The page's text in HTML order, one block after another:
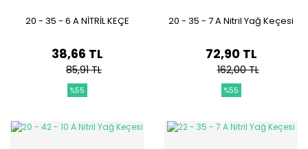
20 - 35 - 6 A NİTRİL KEÇE
38,66 TL
85,91 TL
%55
20 - 35 - 7 A Nitril Yağ Keçesi
72,90 TL
162,00 TL
%55